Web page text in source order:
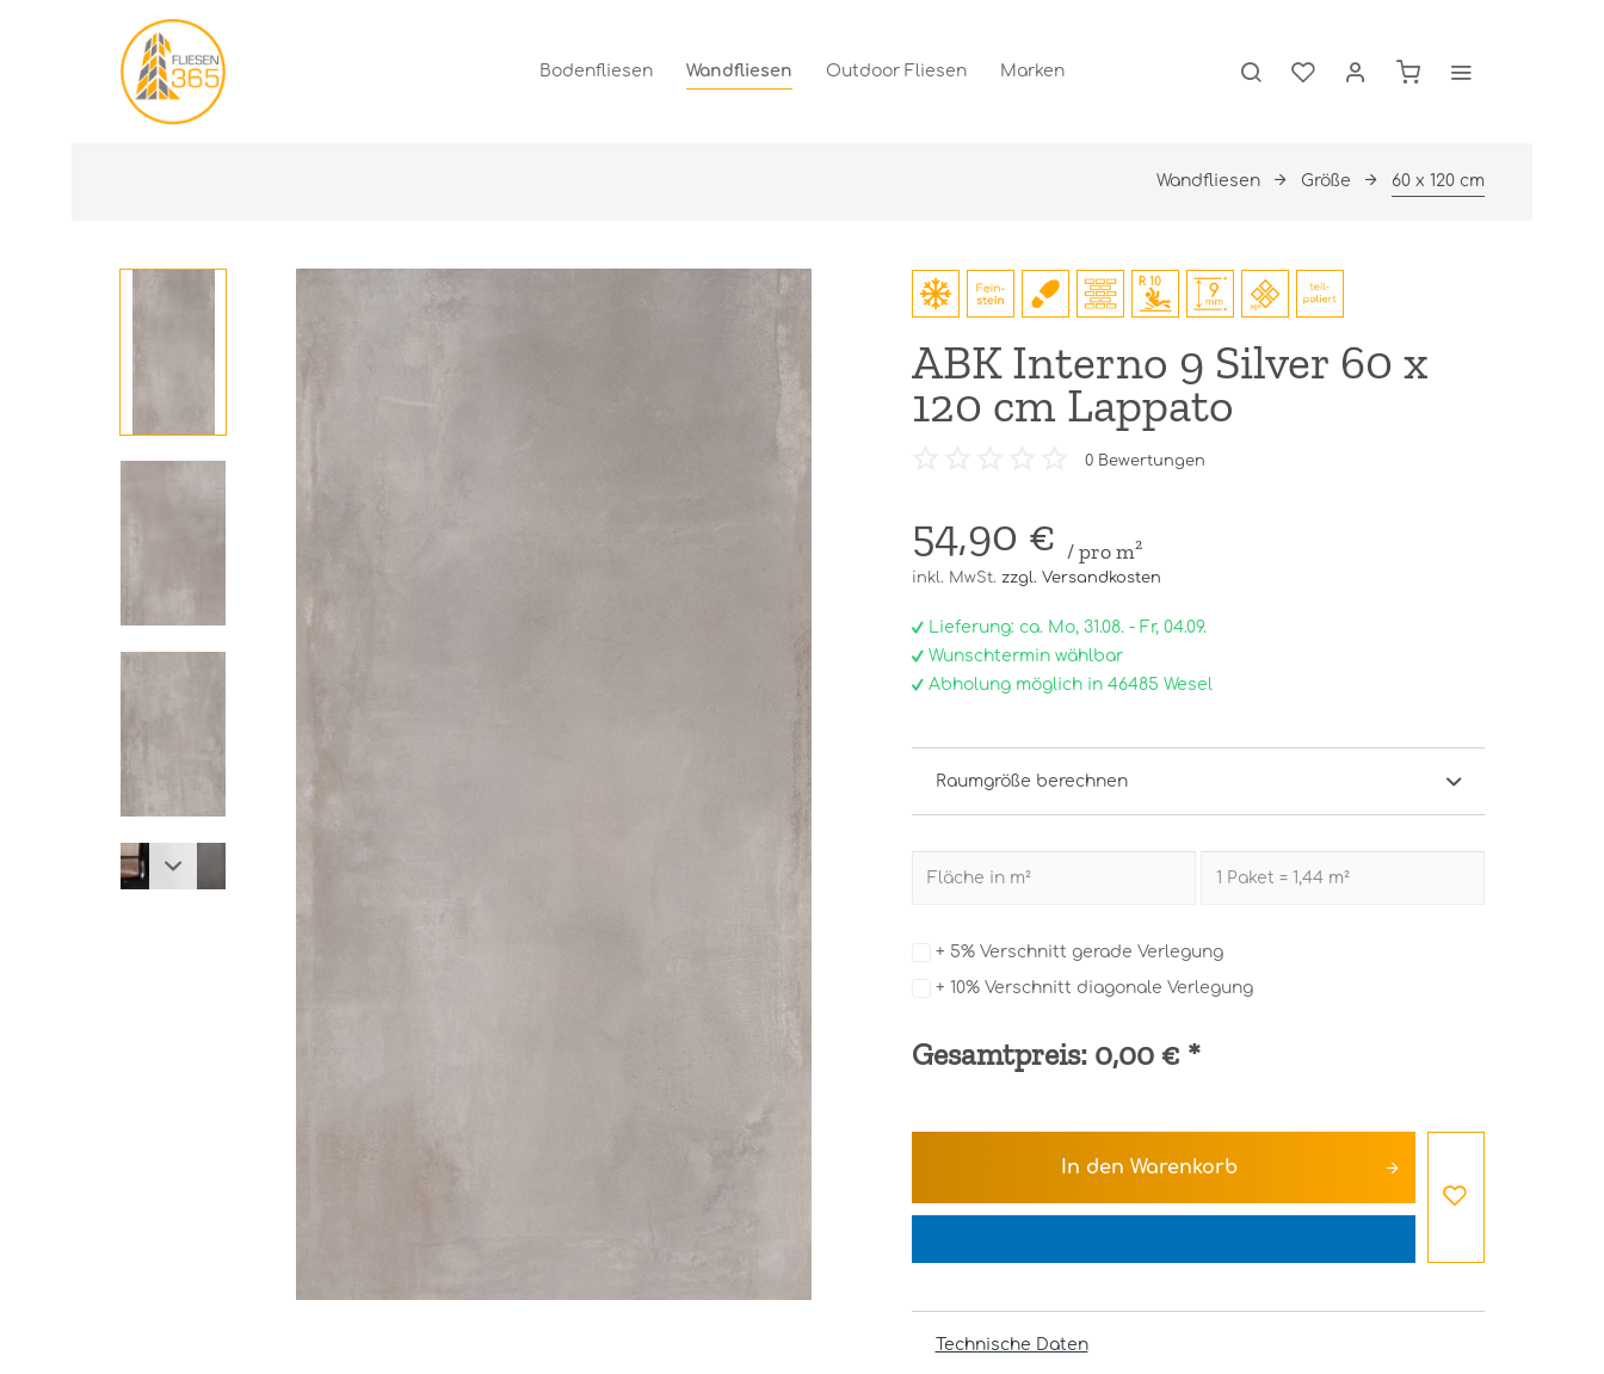
Bodenfliesen Wandfliesen Outdoor Fliesen Marken
Wandfliesen Größe 60 x 120 cm
ABK Interno 9 Silver 60 x
120 cm Lappato
0Bewertungen
54,90 € / pro m²
inkl. MwSt. zzgl. Versandkosten
Lieferung: ca. Mo, 31.08. - Fr, 04.09.
Wunschtermin wählbar
Abholung möglich in 46485 Wesel
Raumgröße berechnen
+ 5% Verschnitt gerade Verlegung
+ 10% Verschnitt diagonale Verlegung
Gesamtpreis: 0,00 € *
In den Warenkorb
Technische Daten